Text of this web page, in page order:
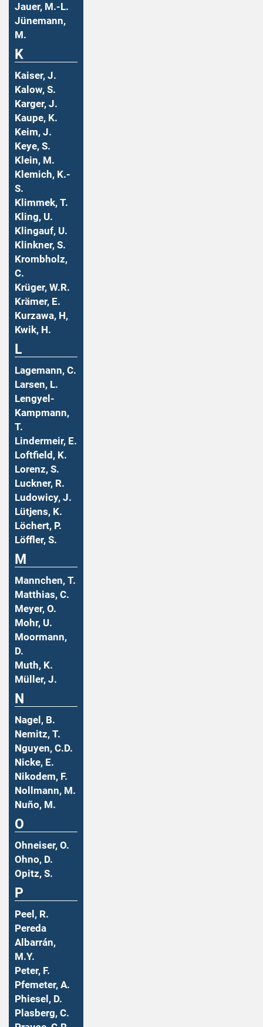
Jauer, M.-L.
Jünemann,
M.
K
Kaiser, J.
Kalow, S.
Karger, J.
Kaupe, K.
Keim, J.
Keye, S.
Klein, M.
Klemich, K.-
S.
Klimmek, T.
Kling, U.
Klingauf, U.
Klinkner, S.
Krombholz,
C.
Krüger, W.R.
Krämer, E.
Kurzawa, H,
Kwik, H.
L
Lagemann, C.
Larsen, L.
Lengyel-
Kampmann,
T.
Lindermeir, E.
Loftfield, K.
Lorenz, S.
Luckner, R.
Ludowicy, J.
Lütjens, K.
Löchert, P.
Löffler, S.
M
Mannchen, T.
Matthias, C.
Meyer, O.
Mohr, U.
Moormann,
D.
Muth, K.
Müller, J.
N
Nagel, B.
Nemitz, T.
Nguyen, C.D.
Nicke, E.
Nikodem, F.
Nollmann, M.
Nuño, M.
O
Ohneiser, O.
Ohno, D.
Opitz, S.
P
Peel, R.
Pereda
Albarrán,
M.Y.
Peter, F.
Pfemeter, A.
Phiesel, D.
Plasberg, C.